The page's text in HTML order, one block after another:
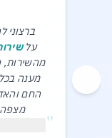
ברצוני
על
מהשירות,
מענה
החם
"